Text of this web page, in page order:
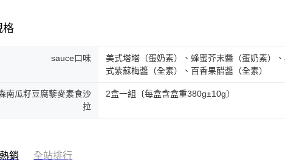
格
sauce口味
美式塔塔（蛋奶素）、蜂蜜芥末醬（蛋奶素）
式紫蘇梅醬（全素）、百香果醋醬（全素）
南瓜籽豆腐藜麥素食沙
拉
2盒一組〔每盒含盒重380g±10g〕
銷 全站排行